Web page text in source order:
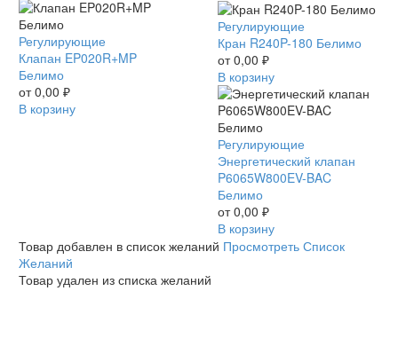
Клапан
EP020R+MP
Белимо
Регулирующие
Клапан EP020R+MP
Белимо
от0,00 ₽
В корзину
Кран
R240P-
180
Белимо
Регулирующие
Кран R240P-180 Белимо
от0,00 ₽
В корзину
Энергетический
клапан
P6065W800EV-
BAC
Белимо
Регулирующие
Энергетический клапан
P6065W800EV-BAC
Белимо
от0,00 ₽
В корзину
Товар добавлен в список желаний Просмотреть Список
Желаний
Товар удален из списка желаний